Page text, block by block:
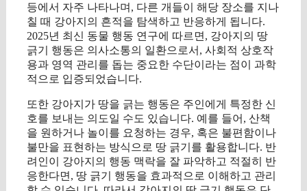
등에서 자주 나타나며, 다른 개들이 해당 장소를 지나
칠 때 강아지의 흔적을 탐색하고 반응하게 됩니다.
2025년 최신 동물 행동 연구에 따르면, 강아지의 땅
긁기 행동은 의사소통의 일환으로서, 사회적 상호작
용과 영역 관리를 돕는 중요한 수단이라는 점이 과학
적으로 입증되었습니다.
또한 강아지가 땅을 긁는 행동은 주인에게 특정한 신
호를 보내는 의도일 수도 있습니다. 예를 들어, 산책
을 원하거나 놀이를 요청하는 경우, 혹은 불편함이나
불만을 표현하는 방식으로 땅 긁기를 활용합니다. 반
려인이 강아지의 행동 맥락을 잘 파악하고 적절히 반
응한다면, 땅 긁기 행동을 효과적으로 이해하고 관리